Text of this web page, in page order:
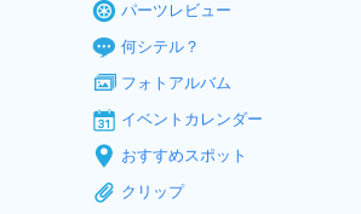
パーツレビュー
何シテル？
フォトアルバム
イベントカレンダー
おすすめスポット
クリップ